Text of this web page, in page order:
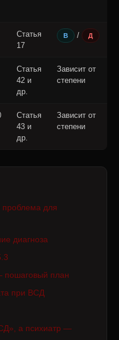
Статья
17
В / Д
Статья
42 и
др.
Зависит от
степени
Статья
43 и
др.
Зависит от
степени
проблема для
диагноза
пошаговый план
при ВСД
а психиатр —